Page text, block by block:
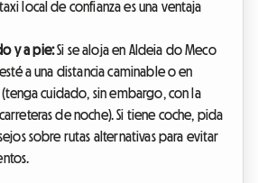
local de confianza es una ventaja
y a pie:Si se aloja en Aldeia do Meco
a una distancia caminable o en
cuidado, sin embargo, con la
de noche). Si tiene coche, pida
sobre rutas alternativas para evitar